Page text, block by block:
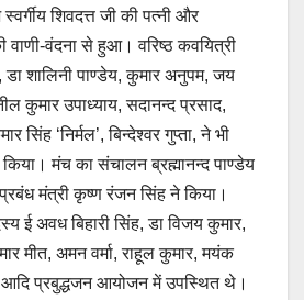
शिवदत्त जी की पत्नी और
वाणी-वंदना से हुआ। वरिष्ठ कवयित्री
डा शालिनी पाण्डेय, कुमार अनुपम, जय
कुमार उपाध्याय, सदानन्द प्रसाद,
सिंह ‘निर्मल’, बिन्देश्वर गुप्ता, ने भी
मंच का संचालन ब्रह्मानन्द पाण्डेय
मंत्री कृष्ण रंजन सिंह ने किया।
ई अवध बिहारी सिंह, डा विजय कुमार,
मीत, अमन वर्मा, राहूल कुमार, मयंक
आदि प्रबुद्धजन आयोजन में उपस्थित थे।